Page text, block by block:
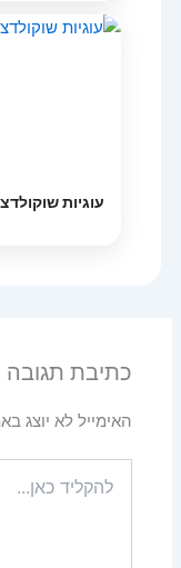
עוגיות
כתיבת תגובה
האימייל לא יוצג
כאן...